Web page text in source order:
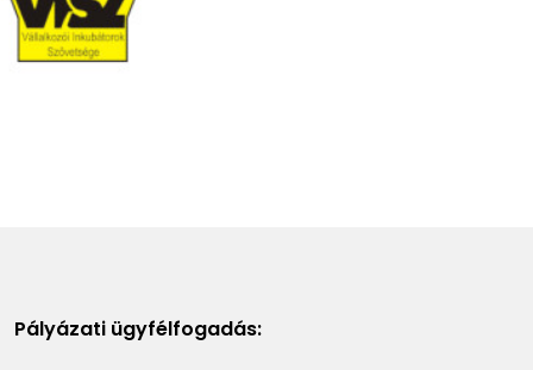
Pályázati ügyfélfogadás: